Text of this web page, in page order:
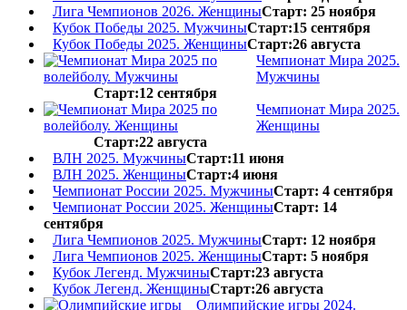
Лига Чемпионов 2026. ЖенщиныСтарт: 25 ноября
Кубок Победы 2025. МужчиныСтарт:15 сентября
Кубок Победы 2025. ЖенщиныСтарт:26 августа
Чемпионат Мира 2025.
Мужчины
Старт:12 сентября
Чемпионат Мира 2025.
Женщины
Старт:22 августа
ВЛН 2025. МужчиныСтарт:11 июня
ВЛН 2025. ЖенщиныСтарт:4 июня
Чемпионат России 2025. МужчиныСтарт: 4 сентября
Чемпионат России 2025. ЖенщиныСтарт: 14
сентября
Лига Чемпионов 2025. МужчиныСтарт: 12 ноября
Лига Чемпионов 2025. ЖенщиныСтарт: 5 ноября
Кубок Легенд. МужчиныСтарт:23 августа
Кубок Легенд. ЖенщиныСтарт:26 августа
Олимпийские игры 2024.